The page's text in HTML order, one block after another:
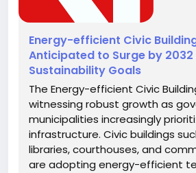
Energy-efficient Civic
Anticipated to Surge by
Sustainability Goals
The Energy-efficient Civic
witnessing robust growth as
municipalities increasingly
infrastructure. Civic buildings
libraries, courthouses, and
are adopting energy-efficient